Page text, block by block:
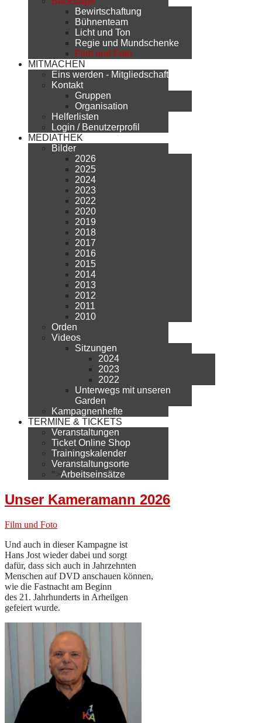
Bewirtschaftung
Bühnenteam
Licht und Ton
Regie und Mundschenke
Film und Foto
MITMACHEN
Eins werden - Mitgliedschaft
Kontakt
Gruppen
Organisation
Helferlisten
Login / Benutzerprofil
MEDIATHEK
Bilder
2026
2025
2024
2023
2022
2020
2019
2018
2017
2016
2015
2014
2013
2012
2011
2010
Orden
Videos
Sitzungen
2024
2023
2022
Unterwegs mit unseren
Garden
Kampagnenhefte
TERMINE & TICKETS
Veranstaltungen
Ticket Online Shop
Trainingskalender
Veranstaltungsorte
">Arbeitseinsätze
Unser Kameramann 2026
Film und Foto
Und auch in dieser Kampagne ist
Hans Jost wieder dabei und sorgt
dafür, dass sich auch in Jahrzehnten
Menschen auf DVD anschauen können,
wie die Fastnacht am Beginn
des 21. Jahrhunderts in Arheilgen
gefeiert wurde.